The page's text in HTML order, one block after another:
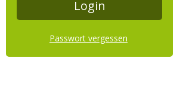
Passwort vergessen